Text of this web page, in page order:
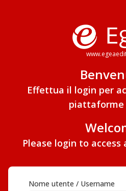
Effettua il login per
piattaforme
Please login to
Nome utente / Username